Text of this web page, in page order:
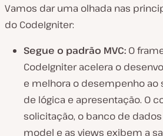
Vamos dar uma olhada nas
do CodeIgniter:
Segue o padrão MVC: O
CodeIgniter acelera o
e melhora o desempenho ao
de lógica e apresentação. O
solicitação, o banco de
model e as views exibem a